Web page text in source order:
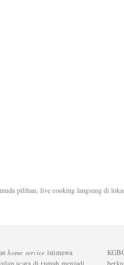
pilihan, live cooking langsung di
home service istimewa
acara di rumah menjadi